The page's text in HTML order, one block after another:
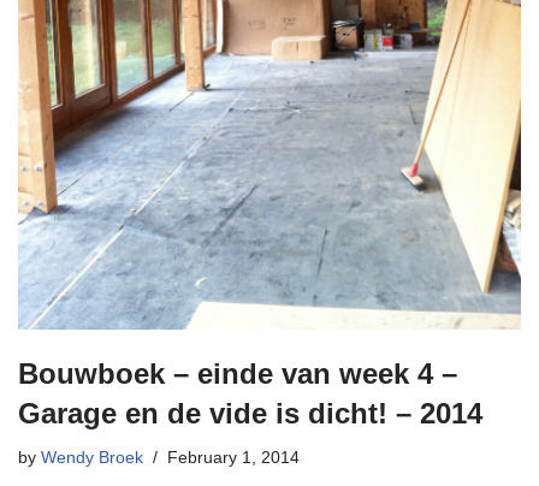
Bouwboek – einde van week 4 –
Garage en de vide is dicht! – 2014
by Wendy Broek February 1, 2014